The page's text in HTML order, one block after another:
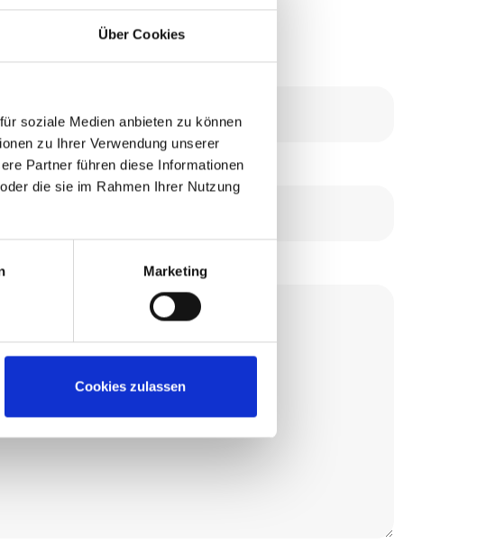
Über Cookies
soziale Medien anbieten zu können
zu Ihrer Verwendung unserer
Partner führen diese Informationen
die sie im Rahmen Ihrer Nutzung
Marketing
Cookies zulassen